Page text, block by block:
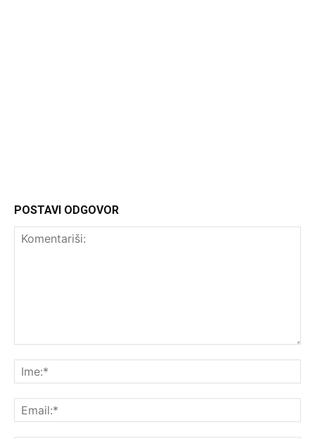
POSTAVI ODGOVOR